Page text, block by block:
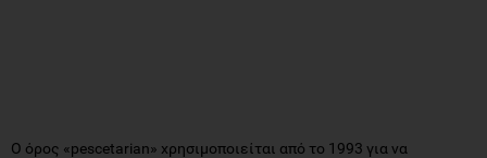
O όρος «pescetarian» χρησιμοποιείται από το 1993 για να